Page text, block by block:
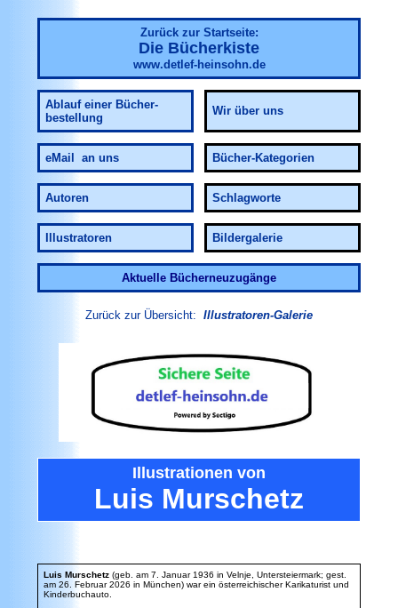
Zurück zur Startseite:
Die Bücherkiste
www.detlef-heinsohn.de
Ablauf einer Bücher-
bestellung
Wir über uns
eMail an uns Bücher-Kategorien
Autoren Schlagworte
Illustratoren Bildergalerie
Aktuelle Bücherneuzugänge
Zurück zur Übersicht: Illustratoren-Galerie
Illustrationen von
Luis Murschetz
Luis Murschetz (geb. am 7. Januar 1936 in Velnje, Untersteiermark; gest.
am 26. Februar 2026 in München) war ein österreichischer Karikaturist und
Kinderbuchauto.